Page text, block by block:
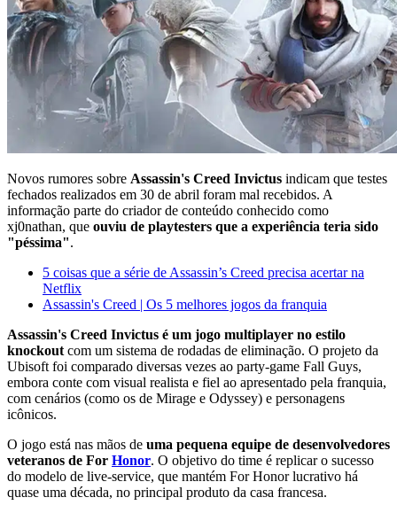
Novos rumores sobre Assassin's Creed Invictus indicam que testes
fechados realizados em 30 de abril foram mal recebidos. A
informação parte do criador de conteúdo conhecido como
xj0nathan, que ouviu de playtesters que a experiência teria sido
"péssima".
5 coisas que a série de Assassin’s Creed precisa acertar na
Netflix
Assassin's Creed | Os 5 melhores jogos da franquia
Assassin's Creed Invictus é um jogo multiplayer no estilo
knockout com um sistema de rodadas de eliminação. O projeto da
Ubisoft foi comparado diversas vezes ao party-game Fall Guys,
embora conte com visual realista e fiel ao apresentado pela franquia,
com cenários (como os de Mirage e Odyssey) e personagens
icônicos.
O jogo está nas mãos de uma pequena equipe de desenvolvedores
veteranos de For Honor. O objetivo do time é replicar o sucesso
do modelo de live-service, que mantém For Honor lucrativo há
quase uma década, no principal produto da casa francesa.